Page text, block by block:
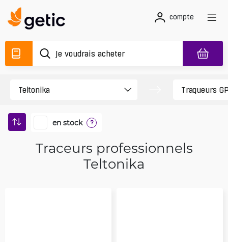
compte
en stock ?
Traceurs professionnels
Teltonika